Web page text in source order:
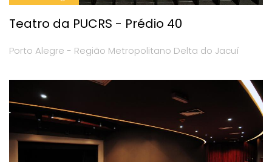
Teatro da PUCRS - Prédio 40
Porto Alegre - Região Metropolitano Delta do Jacuí